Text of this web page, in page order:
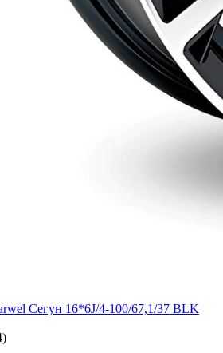
Сегун 16*6J/4-100/67,1/37 BLK